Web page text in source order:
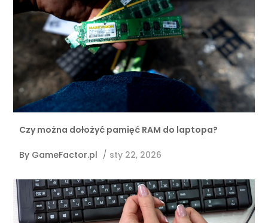
Czy można dołożyć pamięć RAM do laptopa?
By GameFactor.pl / sty 22, 2026